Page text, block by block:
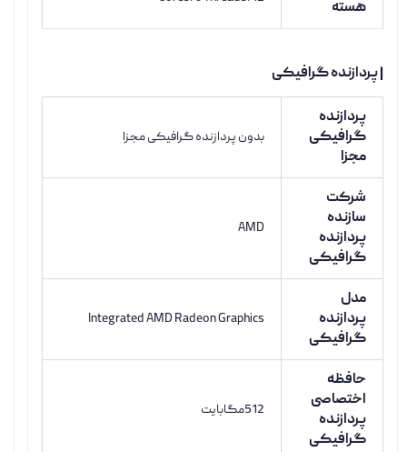
هسته
| پردازنده گرافیکی
پردازنده
گرافیکی
مجزا
بدون پردازنده گرافیکی مجزا
شرکت
سازنده
پردازنده
گرافیکی
AMD
مدل
پردازنده
گرافیکی
Integrated AMD Radeon Graphics
حافظه
اختصاصی
پردازنده
گرافیکی
512مگابایت